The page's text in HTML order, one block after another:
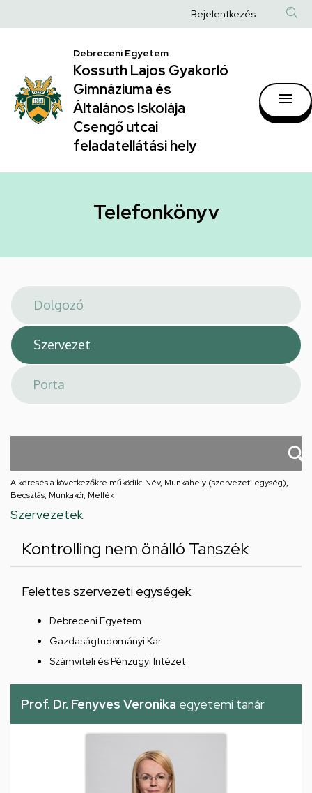
|
Kossuth
Lajos
Gyakorló
Gimnáziuma
Általános
hely
a
Anonim
fiók
Bejelentkezés
Debreceni Egyetem
Kossuth Lajos Gyakorló
Gimnáziuma és
Általános Iskolája
Csengő utcai
feladatellátási hely
Telefonkönyv
A keresés a következőkre működik: Név, Munkahely (szervezeti egység),
Beosztás, Munkakör, Mellék
Szervezetek
Kontrolling nem önálló Tanszék
Felettes szervezeti egységek
Debreceni Egyetem
Gazdaságtudományi Kar
Számviteli és Pénzügyi Intézet
Prof. Dr. Fenyves Veronika egyetemi tanár